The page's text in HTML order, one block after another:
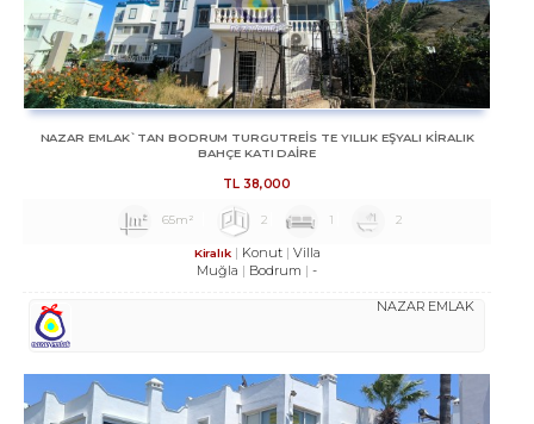
NAZAR EMLAK`TAN BODRUM TURGUTREİS TE YILLIK EŞYALI KİRALIK
BAHÇE KATI DAİRE
TL38,000
65m² 2 1 2
Kiralık Konut
Villa
Muğla
Bodrum -
NAZAR EMLAK